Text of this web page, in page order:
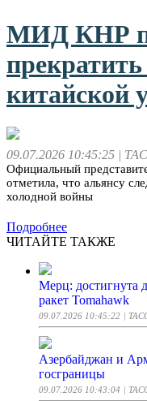
МИД КНР
прекратить
китайской
09.07.2026 10:45:25 |
Официальный
отметила, что альянсу
холодной войны
Подробнее
ЧИТАЙТЕ ТАКЖЕ
Мерц: достигнута
ракет Tomahawk
09.07.2026 10:45:22 |
Азербайджан и
госграницы
09.07.2026 10:43:04 |